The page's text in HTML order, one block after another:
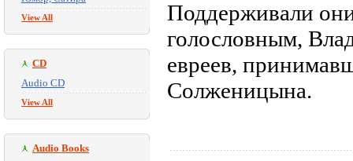
View All
CD
Audio CD
View All
Audio Books
Поддерживали
голословным,
евреев,
Солженицына.